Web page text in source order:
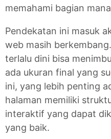
memahami bagian
Pendekatan ini masuk
web masih
terlalu dini bisa
ada ukuran final yang
ini, yang lebih penting
halaman memiliki
interaktif yang dapat
yang baik.